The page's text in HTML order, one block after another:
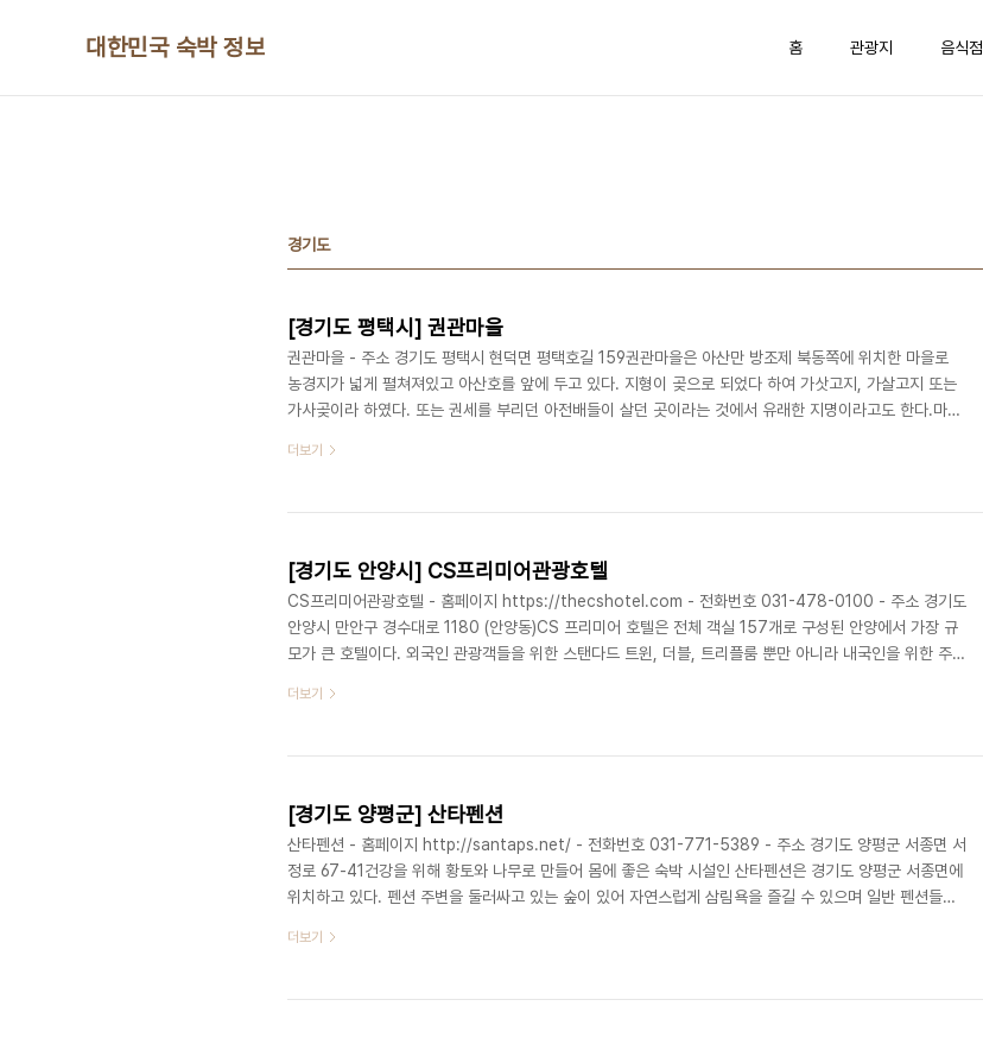
대한민국 숙박 정보 홈 관광지 음식점
경기도
[경기도 평택시] 권관마을
권관마을 - 주소 경기도 평택시 현덕면 평택호길 159권관마을은 아산만 방조제 북동쪽에 위치한 마을로
농경지가 넓게 펼쳐져있고 아산호를 앞에 두고 있다. 지형이 곶으로 되었다 하여 가삿고지, 가살고지 또는
가사곶이라 하였다. 또는 권세를 부리던 아전배들이 살던 곳이라는 것에서 유래한 지명이라고도 한다.마을
을이며 황새울은 보리미 동북쪽에 있는 마을로, 황새가 많이 있다 하여 붙여진 이름이다.권관마을은 평택시
유원지와 호수에서 레저활동과 산책을 즐길 수 있다.평택호 유원지는 1973년 평택과 아산 ..
더보기
[경기도 안양시] CS프리미어관광호텔
CS프리미어관광호텔 - 홈페이지 https://thecshotel.com - 전화번호 031-478-0100 - 주소 경기도
안양시 만안구 경수대로 1180 (안양동)CS 프리미어 호텔은 전체 객실 157개로 구성된 안양에서 가장 규
모가 큰 호텔이다. 외국인 관광객들을 위한 스탠다드 트윈, 더블, 트리플룸 뿐만 아니라 내국인을 위한 주니
실, 세미나실과 회의실 등이 마련되어 있다. 호텔 2층에 있는 '더 파인트리' 레스토랑에선 다양한 음식과 커
있다. ※ 소개 정보 - 규모 : 401.58㎡ , 지..
더보기
[경기도 양평군] 산타펜션
산타펜션 - 홈페이지 http://santaps.net/ - 전화번호 031-771-5389 - 주소 경기도 양평군 서종면 서
정로 67-41건강을 위해 황토와 나무로 만들어 몸에 좋은 숙박 시설인 산타펜션은 경기도 양평군 서종면에
위치하고 있다. 펜션 주변을 둘러싸고 있는 숲이 있어 자연스럽게 삼림욕을 즐길 수 있으며 일반 펜션들과
금집, 진달래집, 올리브집 등 5개의 객실을 운영하고 있는데, 이중 황토집은 20명이 동시에 이용할 수 있
잔디 운동장이 보이는 황금집, 아담하고 작은 진달래집, 창문에..
더보기